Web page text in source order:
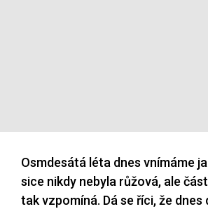
Osmdesátá léta dnes vnímáme
sice nikdy nebyla růžová, ale
tak vzpomíná. Dá se říci, že